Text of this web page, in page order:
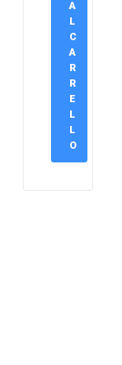
A
L
C
A
R
R
E
L
L
O